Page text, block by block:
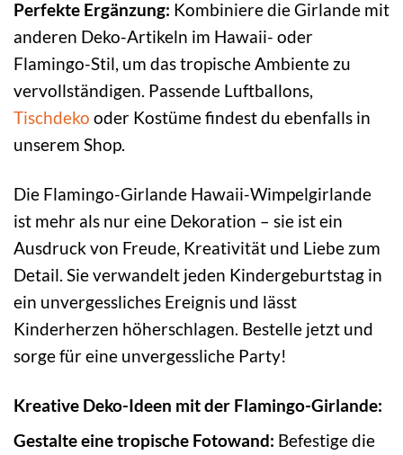
Perfekte Ergänzung: Kombiniere die Girlande mit
anderen Deko-Artikeln im Hawaii- oder
Flamingo-Stil, um das tropische Ambiente zu
vervollständigen. Passende Luftballons,
Tischdeko oder Kostüme findest du ebenfalls in
unserem Shop.
Die Flamingo-Girlande Hawaii-Wimpelgirlande
ist mehr als nur eine Dekoration – sie ist ein
Ausdruck von Freude, Kreativität und Liebe zum
Detail. Sie verwandelt jeden Kindergeburtstag in
ein unvergessliches Ereignis und lässt
Kinderherzen höherschlagen. Bestelle jetzt und
sorge für eine unvergessliche Party!
Kreative Deko-Ideen mit der Flamingo-Girlande:
Gestalte eine tropische Fotowand: Befestige die